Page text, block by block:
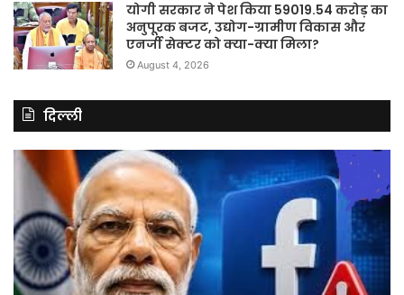
योगी सरकार ने पेश किया 59019.54 करोड़ का
अनुपूरक बजट, उद्योग-ग्रामीण विकास और
एनर्जी सेक्टर को क्या-क्या मिला?
August 4, 2026
दिल्ली